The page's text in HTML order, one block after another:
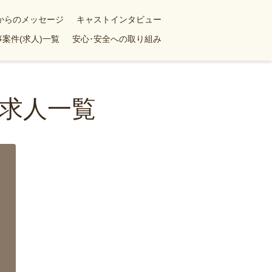
らのメッセージ
キャストインタビュー
案件(求人)一覧 安心･安全への取り組み
人一覧